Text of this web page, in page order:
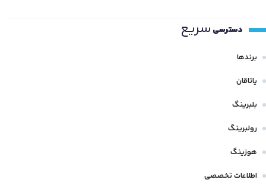
دسترسی سریع
برندها
یاتاقان
بلبرینگ
رولبرینگ
هوزینگ
اطلاعات تخصصی